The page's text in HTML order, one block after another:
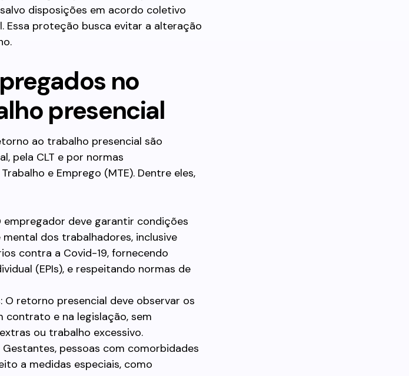
disposições em acordo coletivo
Essa proteção busca evitar a alteração
no
presencial
ao trabalho presencial são
pela CLT e por normas
e Emprego (MTE). Dentre eles,
empregador deve garantir condições
dos trabalhadores, inclusive
contra a Covid-19, fornecendo
(EPIs), e respeitando normas de
O retorno presencial deve observar os
contrato e na legislação, sem
ou trabalho excessivo.
pessoas com comorbidades
a medidas especiais, como